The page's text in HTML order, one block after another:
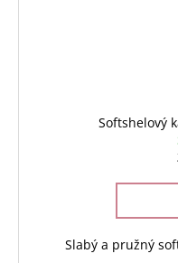
Softshelový
Slabý a pružný